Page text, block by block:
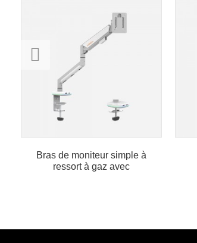
Bras de moniteur simple à
ressort à gaz avec